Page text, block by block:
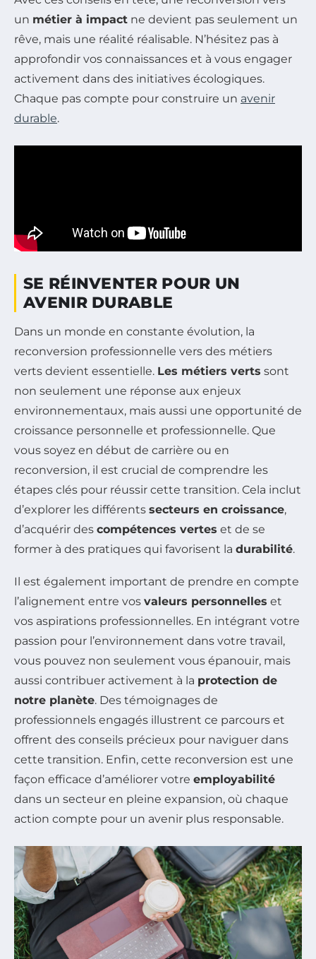
un métier à impact ne devient pas seulement un
rêve, mais une réalité réalisable. N’hésitez pas à
approfondir vos connaissances et à vous engager
activement dans des initiatives écologiques.
Chaque pas compte pour construire un avenir
durable.
SE RÉINVENTER POUR UN
AVENIR DURABLE
Dans un monde en constante évolution, la
reconversion professionnelle vers des métiers
verts devient essentielle. Les métiers verts sont
non seulement une réponse aux enjeux
environnementaux, mais aussi une opportunité de
croissance personnelle et professionnelle. Que
vous soyez en début de carrière ou en
reconversion, il est crucial de comprendre les
étapes clés pour réussir cette transition. Cela inclut
d’explorer les différents secteurs en croissance,
d’acquérir des compétences vertes et de se
former à des pratiques qui favorisent la durabilité.
Il est également important de prendre en compte
l’alignement entre vos valeurs personnelles et
vos aspirations professionnelles. En intégrant votre
passion pour l’environnement dans votre travail,
vous pouvez non seulement vous épanouir, mais
aussi contribuer activement à la protection de
notre planète. Des témoignages de
professionnels engagés illustrent ce parcours et
offrent des conseils précieux pour naviguer dans
cette transition. Enfin, cette reconversion est une
façon efficace d’améliorer votre employabilité
dans un secteur en pleine expansion, où chaque
action compte pour un avenir plus responsable.